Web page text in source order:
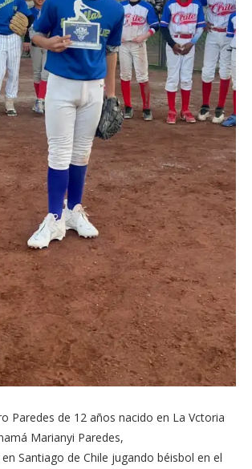
Paredes de 12 años nacido en La Vctoria
Marianyi Paredes,
Santiago de Chile jugando béisbol en el